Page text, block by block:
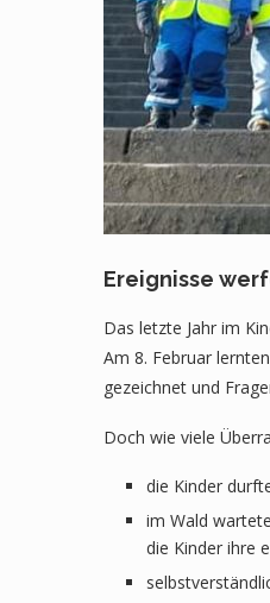
Ereignisse
Das letzte Jahr im
Am 8. Februar
gezeichnet und
Doch wie viele
die Kinder
im Wald
die Kinder ihre